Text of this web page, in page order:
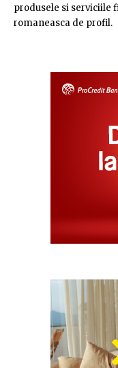
produsele si serviciile
romaneasca de profil.